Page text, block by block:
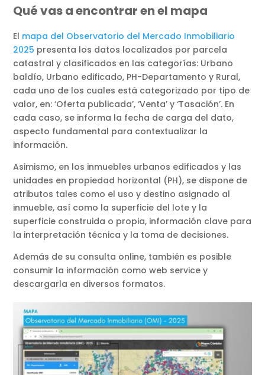
Qué vas a encontrar en el mapa
El mapa del Observatorio del Mercado Inmobiliario
2025 presenta los datos localizados por parcela
catastral y clasificados en las categorías: Urbano
baldío, Urbano edificado, PH-Departamento y Rural,
cada uno de los cuales está categorizado por tipo de
valor, en: ‘Oferta publicada’, ‘Venta’ y ‘Tasación’. En
cada caso, se informa la fecha de carga del dato,
aspecto fundamental para contextualizar la
información.
Asimismo, en los inmuebles urbanos edificados y las
unidades en propiedad horizontal (PH), se dispone de
atributos tales como el uso y destino asignado al
inmueble, así como la superficie del lote y la
superficie construida o propia, información clave para
la interpretación técnica y la toma de decisiones.
Además de su consulta online, también es posible
consumir la información como web service y
descargarla en diversos formatos.